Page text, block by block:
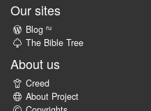
Our sites
Blog ru
The Bible Tree
About us
Creed
About Project